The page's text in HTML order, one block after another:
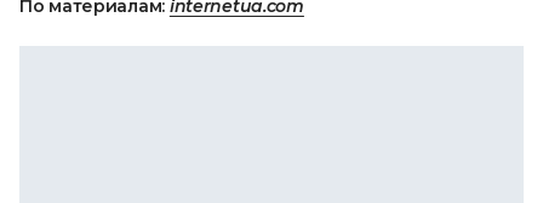
По материалам: internetua.com